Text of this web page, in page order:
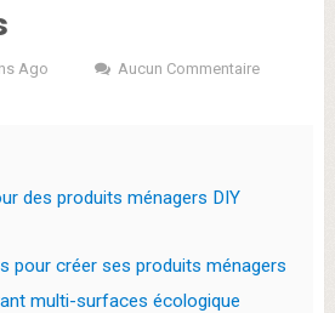
Ago Aucun Commentaire
des produits ménagers DIY
pour créer ses produits ménagers
multi-surfaces écologique